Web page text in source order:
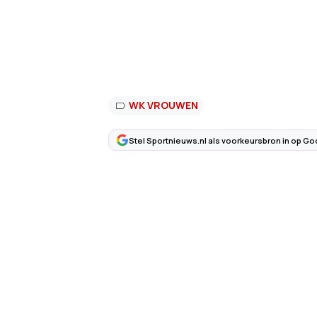
WK VROUWEN
Stel Sportnieuws.nl als voorkeursbron in op